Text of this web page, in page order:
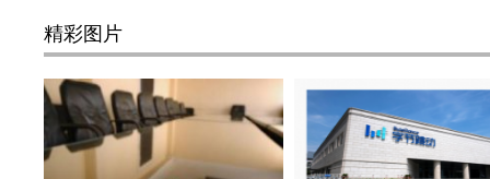
精彩图片